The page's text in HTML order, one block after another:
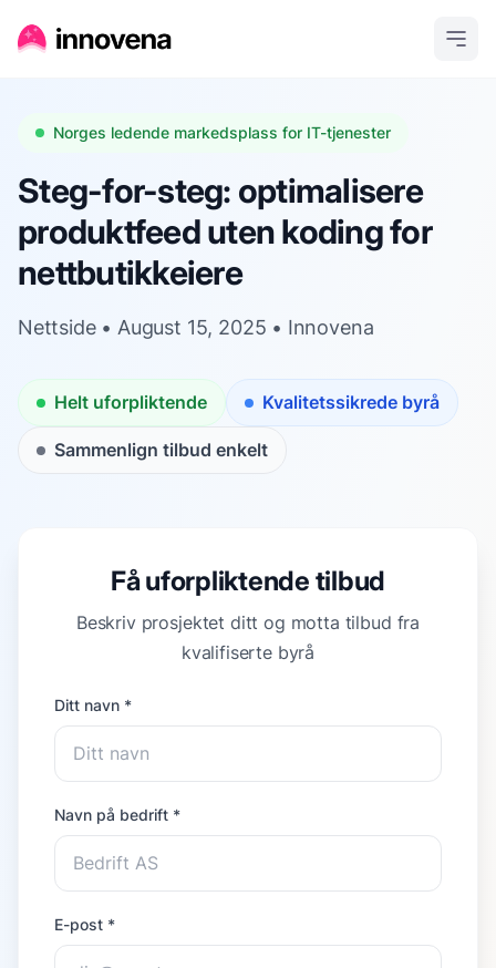
Norges ledende markedsplass for IT-tjenester
Steg-for-steg: optimalisere
produktfeed uten koding for
nettbutikkeiere
Nettside • August 15, 2025 • Innovena
Helt uforpliktende Kvalitetssikrede byrå
Sammenlign tilbud enkelt
Få uforpliktende tilbud
Beskriv prosjektet ditt og motta tilbud fra
kvalifiserte byrå
Ditt navn *
Navn på bedrift *
E-post *